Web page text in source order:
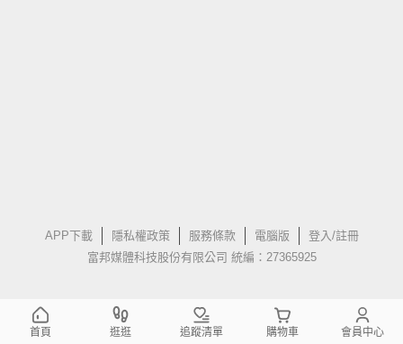
APP下載 隱私權政策 服務條款 電腦版
登入/註冊
富邦媒體科技股份有限公司 統編：27365925
首頁 逛逛 追蹤清單 購物車 會員中心